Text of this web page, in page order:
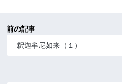
前の記事
釈迦牟尼如来（１）